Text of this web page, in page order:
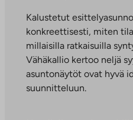
Kalustetut
konkreettisesti, miten
millaisilla ratkaisuilla
Vähäkallio kertoo neljä
asuntonäytöt ovat hyvä
suunnitteluun.